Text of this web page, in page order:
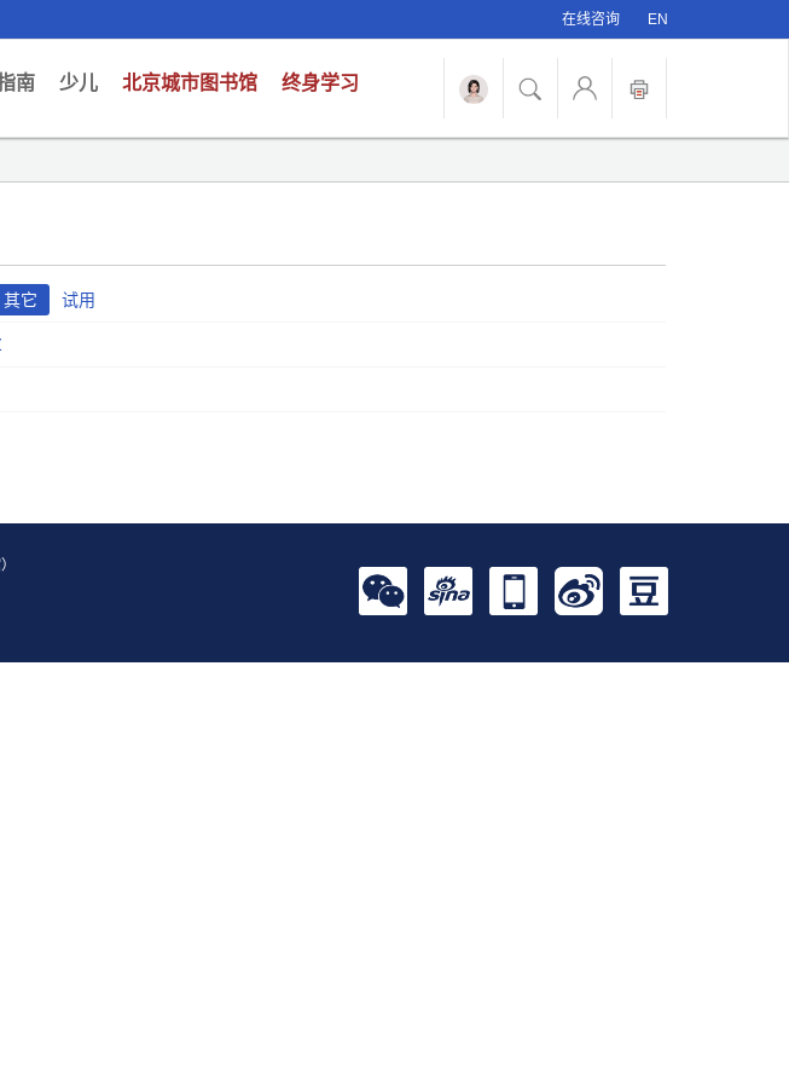
在线咨询 EN
南 少儿 北京城市图书馆 终身学习
其它 试用